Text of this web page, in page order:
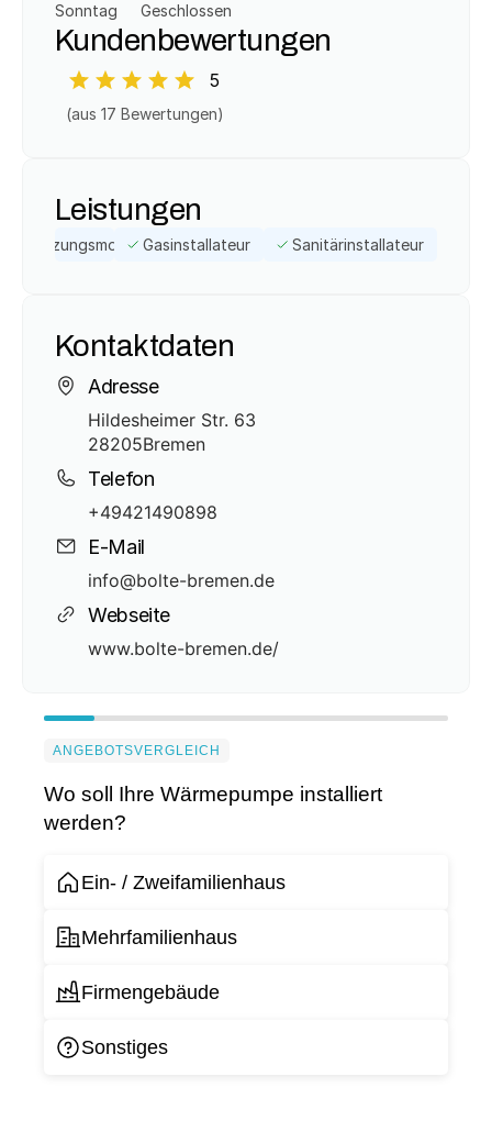
Sonntag
Geschlossen
Kundenbewertungen
5
(aus 17 Bewertungen)
Leistungen
HeizungsmonteurGasinstallateur Sanitärinstallateur
Kontaktdaten
Adresse
Hildesheimer Str. 63
28205Bremen
Telefon
+49421490898
E-Mail
info@bolte-bremen.de
Webseite
www.bolte-bremen.de/
ANGEBOTSVERGLEICH
Wo soll Ihre Wärmepumpe installiert
werden?
Ein- / Zweifamilienhaus
Mehrfamilienhaus
Firmengebäude
Sonstiges